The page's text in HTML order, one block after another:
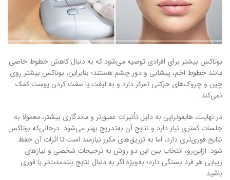
بوتاکس بیشتر برای افرادی توصیه می‌شود که به دنبال کاهش خطوط خاصی
مانند خطوط اخم، پیشانی و دور چشم هستند؛ بنابراین، بوتاکس بیشتر روی
چین و چروک‌های حرکتی تمرکز دارد و به لیفت یا سفت کردن پوست کمک
نمی‌کند.
در نهایت، هایفوتراپی به دلیل تأثیرات عمیق‌تر و ماندگاری بیشتر، معمولاً به
جلسات کمتری نیاز دارد و نتایج آن به‌تدریج بهتر می‌شود. درحالی‌که بوتاکس
نتایج فوری‌تری دارد، اما به تزریق‌های مکرر نیازمند است تا اثرات آن حفظ
شود. ازاین‌رو، انتخاب بین این دو روش به ترجیحات شخصی و نیازهای
زیبایی هر فرد بستگی دارد؛ به‌ویژه اگر به دنبال نتایج بلندمدت‌تر یا فوری
باشید.